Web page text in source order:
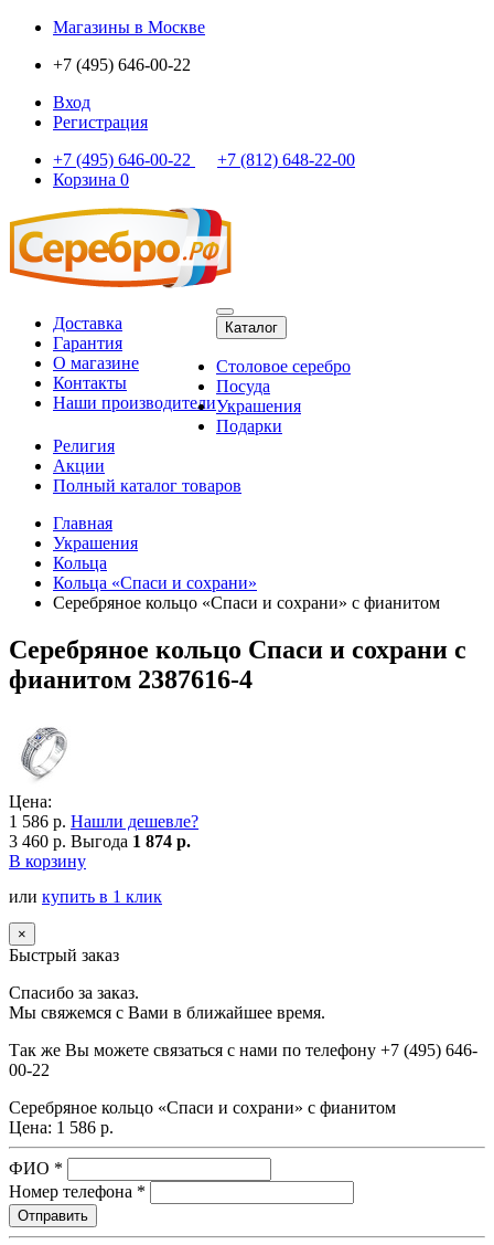
Магазины в Москве
+7 (495) 646-00-22
Вход
Регистрация
+7 (495) 646-00-22
+7 (812) 648-22-00
Корзина 0
Доставка
Гарантия
О магазине
Контакты
Наши производители
Каталог
Столовое серебро
Посуда
Украшения
Подарки
Религия
Акции
Полный каталог товаров
Главная
Украшения
Кольца
Кольца «Спаси и сохрани»
Серебряное кольцо «Спаси и сохрани» с фианитом
Серебряное кольцо Спаси и сохрани с
фианитом 2387616-4
Цена:
1 586 р. Нашли дешевле?
3 460 р. Выгода 1 874 р.
В корзину
или купить в 1 клик
×
Быстрый заказ
Спасибо за заказ.
Мы свяжемся с Вами в ближайшее время.
Так же Вы можете связаться с нами по телефону +7 (495) 646-
00-22
Серебряное кольцо «Спаси и сохрани» с фианитом
Цена: 1 586 р.
ФИО *
Номер телефона *